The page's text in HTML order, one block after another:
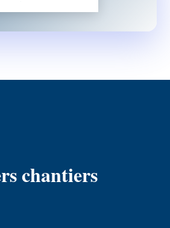
chantiers